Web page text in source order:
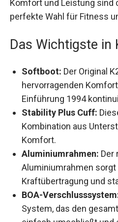
perfekte Wahl für Fitness
Das Wichtigste in
Softboot:
Der Original
hervorragenden Komfort
seiner Einführung 1994
weiterentwickelt.
Stability Plus Cuff:
ideale Kombination aus
Flexibilität und Komfort.
Aluminiumrahmen:
Der
Aluminiumrahmen sorgt
Kraftübertragung und
BOA-Verschlusssystem:
System, das den